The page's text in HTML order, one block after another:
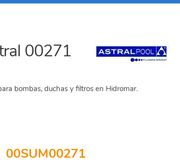
00271
bombas, duchas y filtros en Hidromar.
00SUM00271